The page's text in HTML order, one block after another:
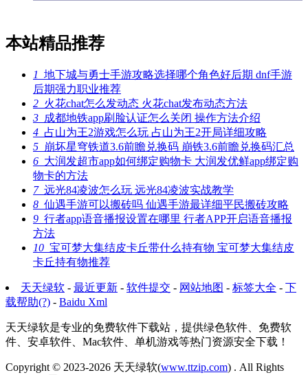
本站精品推荐
1 地下城与勇士手游攻略选择哪个角色好后期 dnf手游
后期强力职业推荐
2 火花chat怎么发动态 火花chat发布动态方法
3 成都地铁app刷脸认证怎么关闭 操作方法介绍
4 占山为王2游戏怎么玩 占山为王2开局详细攻略
5 崩坏星穹铁道3.6前瞻兑换码 崩铁3.6前瞻兑换码汇总
6 大润发超市app如何绑定购物卡 大润发优鲜app绑定购
物卡的方法
7远光84凌波怎么玩 远光84凌波实战教学
8 仙遇手游可以搬砖吗 仙遇手游最详细平民搬砖攻略
9 行者app语音播报设置在哪里 行者APP开启语音播报
方法
10 宝可梦大集结皮卡丘带什么持有物 宝可梦大集结皮
卡丘持有物推荐
天天绿软 - 最近更新 - 软件提交 - 网站地图 - 标签大全 - 下
载帮助(?) - Baidu Xml
天天绿软是专业的免费软件下载站，提供绿色软件、免费软
件、安卓软件、Mac软件、单机游戏等热门资源安全下载！
Copyright © 2023-2026 天天绿软(www.ttzip.com) . All Rights